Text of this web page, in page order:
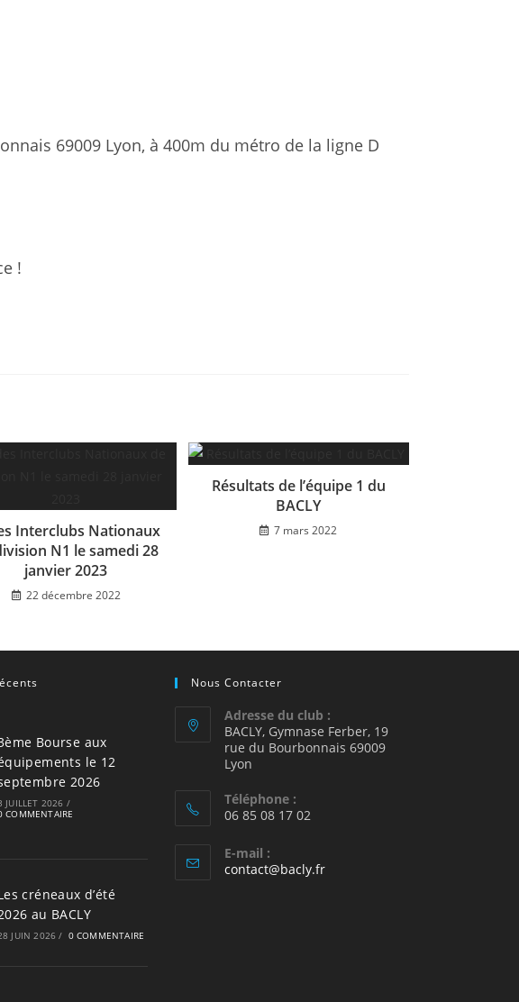
69009 Lyon, à 400m du métro de la ligne D
!
Interclubs Nationaux
N1 le samedi 28
janvier 2023
22 décembre 2022
Résultats de l’équipe 1 du
BACLY
7 mars 2022
Bourse aux
le 12
2026
JUILLET 2026 /
COMMENTAIRE
créneaux d’été
au BACLY
JUIN 2026 / 0 COMMENTAIRE
Nous Contacter
Adresse du club :
BACLY, Gymnase Ferber, 19
rue du Bourbonnais 69009
Lyon
Téléphone :
06 85 08 17 02
E-mail :
contact@bacly.frS’ouvre